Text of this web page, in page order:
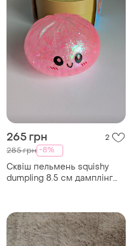
265 грн 2
285 грн -8%
Сквіш пельмень squishy
dumpling 8.5 см дамплінг